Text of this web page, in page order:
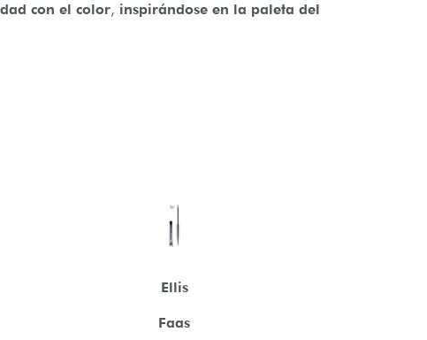
con el color, inspirándose en la paleta del
Ellis
Faas